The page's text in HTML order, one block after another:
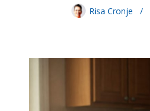
Risa Cronje